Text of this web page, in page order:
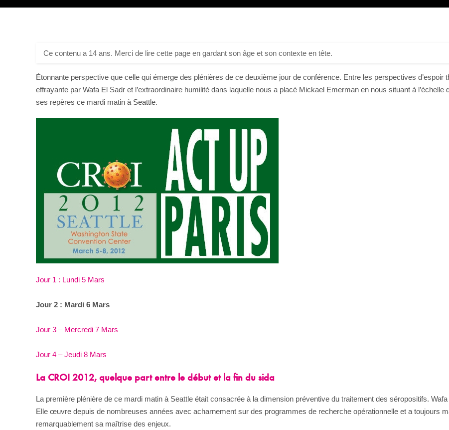
Ce contenu a 14 ans. Merci de lire cette page en gardant son âge et son contexte en tête.
Étonnante perspective que celle qui émerge des plénières de ce deuxième jour de conférence. Entre les perspectives d’espoir
effrayante par Wafa El Sadr et l’extraordinaire humilité dans laquelle nous a placé Mickael Emerman en nous situant à
ses repères ce mardi matin à Seattle.
Jour 1 : Lundi 5 Mars
Jour 2 : Mardi 6 Mars
Jour 3 – Mercredi 7 Mars
Jour 4 – Jeudi 8 Mars
La CROI 2012, quelque part entre le début et la fin du sida
La première plénière de ce mardi matin à Seattle était consacrée à la dimension préventive du traitement des séropositifs.
Elle œuvre depuis de nombreuses années avec acharnement sur des programmes de recherche opérationnelle et a toujours
remarquablement sa maîtrise des enjeux.